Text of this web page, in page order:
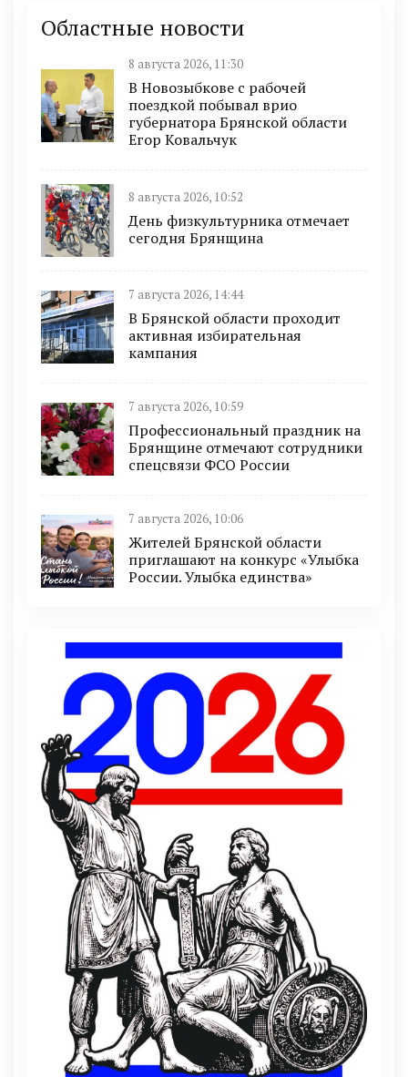
Областные новости
8 августа 2026, 11:30
В Новозыбкове с рабочей
поездкой побывал врио
губернатора Брянской области
Егор Ковальчук
8 августа 2026, 10:52
День физкультурника отмечает
сегодня Брянщина
7 августа 2026, 14:44
В Брянской области проходит
активная избирательная
кампания
7 августа 2026, 10:59
Профессиональный праздник на
Брянщине отмечают сотрудники
спецсвязи ФСО России
7 августа 2026, 10:06
Жителей Брянской области
приглашают на конкурс «Улыбка
России. Улыбка единства»